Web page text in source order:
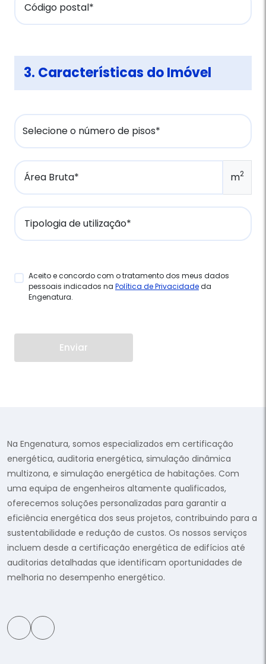
Código postal*
3. Características do Imóvel
Área Bruta* m2
Tipologia de utilização*
Aceito e concordo com o tratamento dos meus dados
pessoais indicados na Política de Privacidadeda
Engenatura.
Enviar
Na Engenatura, somos especializados em certificação
energética, auditoria energética, simulação dinâmica
multizona, e simulação energética de habitações. Com
uma equipa de engenheiros altamente qualificados,
oferecemos soluções personalizadas para garantir a
eficiência energética dos seus projetos, contribuindo para a
sustentabilidade e redução de custos. Os nossos serviços
incluem desde a certificação energética de edifícios até
auditorias detalhadas que identificam oportunidades de
melhoria no desempenho energético.